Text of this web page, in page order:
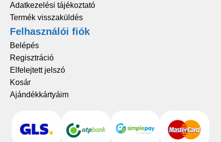
Adatkezelési tájékoztató
Termék visszaküldés
Felhasználói fiók
Belépés
Regisztráció
Elfelejtett jelszó
Kosár
Ajándékkártyáim